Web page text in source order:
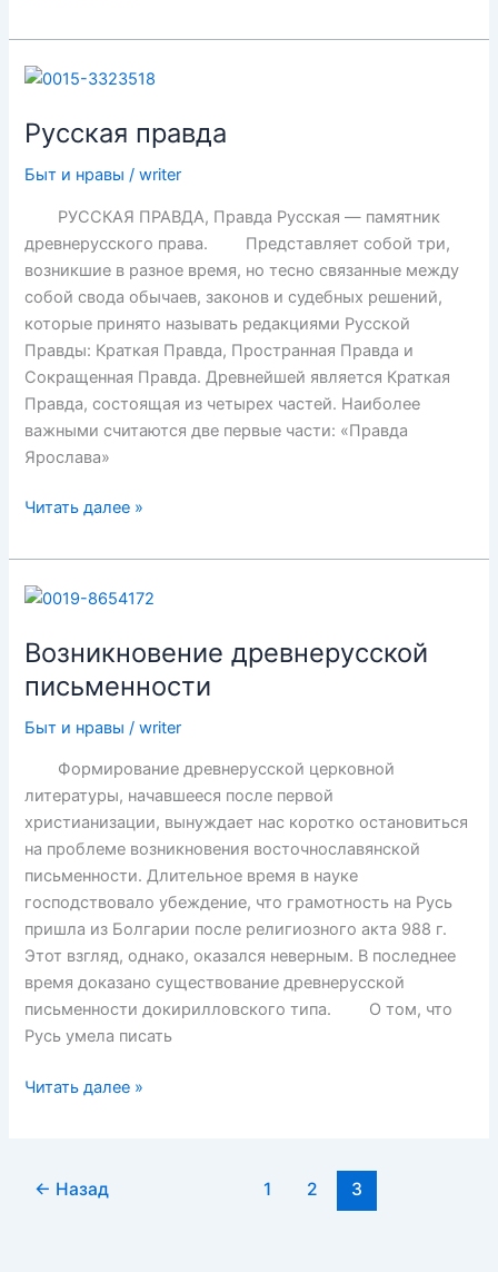
Русская правда
Быт и нравы /writer
РУССКАЯ ПРАВДА, Правда Русская — памятник
древнерусского права. Представляет собой три,
возникшие в разное время, но тесно связанные между
собой свода обычаев, законов и судебных решений,
которые принято называть редакциями Русской
Правды: Краткая Правда, Пространная Правда и
Сокращенная Правда. Древнейшей является Краткая
Правда, состоящая из четырех частей. Наиболее
важными считаются две первые части: «Правда
Ярослава»
Русская
Читать далее »
Возникновение древнерусской
письменности
Быт и нравы /writer
Формирование древнерусской церковной
литературы, начавшееся после первой
христианизации, вынуждает нас коротко остановиться
на проблеме возникновения восточнославянской
письменности. Длительное время в науке
господствовало убеждение, что грамотность на Русь
пришла из Болгарии после религиозного акта 988 г.
Этот взгляд, однако, оказался неверным. В последнее
время доказано существование древнерусской
письменности докирилловского типа. О том, что
Русь умела писать
Возникновение
Читать далее »
← Назад 1 2 3